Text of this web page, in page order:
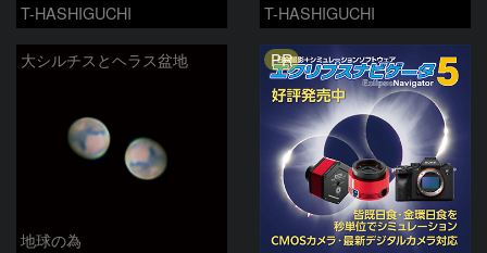
T-HASHIGUCHI T-HASHIGUCHI
大シルチスとヘラス盆地
地球の為
PR